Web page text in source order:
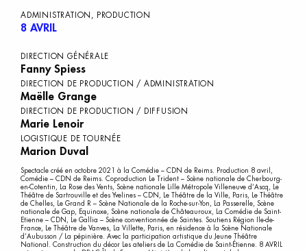
ADMINISTRATION, PRODUCTION
8 AVRIL
DIRECTION GÉNÉRALE
Fanny Spiess
DIRECTION DE PRODUCTION / ADMINISTRATION
Maëlle Grange
DIRECTION DE PRODUCTION / DIFFUSION
Marie Lenoir
LOGISTIQUE DE TOURNÉE
Marion Duval
Spectacle créé en octobre 2021 à la Comédie – CDN de Reims. Production 8 avril,
Comédie – CDN de Reims. Coproduction Le Trident – Scène nationale de Cherbourg-
en-Cotentin, La Rose des Vents, Scène nationale Lille Métropole Villeneuve d’Ascq, Le
Théâtre de Sartrouville et des Yvelines – CDN, Le Théâtre de la Ville, Paris, Le Théâtre
de Chelles, Le Grand R – Scène Nationale de la Roche-sur-Yon, La Passerelle, Scène
nationale de Gap, Equinoxe, Scène nationale de Châteauroux, La Comédie de Saint-
Etienne – CDN, Le Gallia – Scène conventionnée de Saintes. Soutiens Région Ile-de-
France, Le Théâtre de Vanves, La Villette, Paris, en résidence à la Scène Nationale
d’Aubusson / La pépinière. Avec la participation artistique du Jeune Théâtre
National. Construction du décor Les ateliers de La Comédie de Saint-Étienne. 8 AVRIL